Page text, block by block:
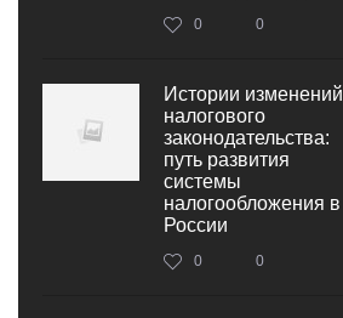
0 0
Истории изменений
налогового
законодательства:
путь развития
системы
налогообложения в
России
0 0